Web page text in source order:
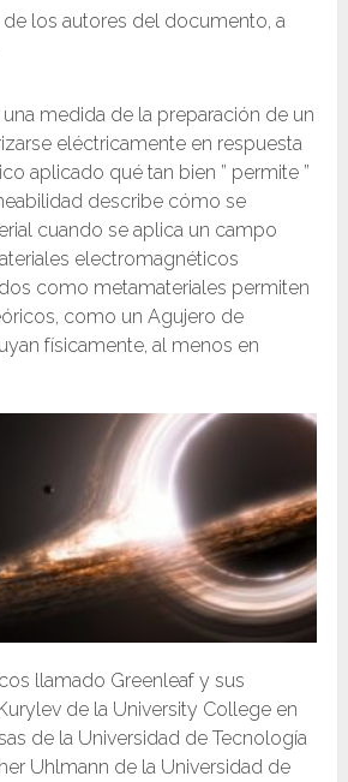
de los autores del documento, a
medida de la preparación de un
eléctricamente en respuesta
aplicado qué tan bien ” permite ”
describe cómo se
cuando se aplica un campo
electromagnéticos
como metamateriales permiten
como un Agujero de
físicamente, al menos en
llamado Greenleaf y sus
de la University College en
de la Universidad de Tecnología
Uhlmann de la Universidad de